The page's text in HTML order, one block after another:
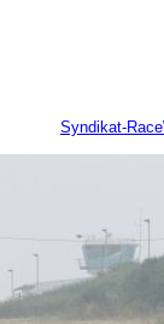
Syndikat-